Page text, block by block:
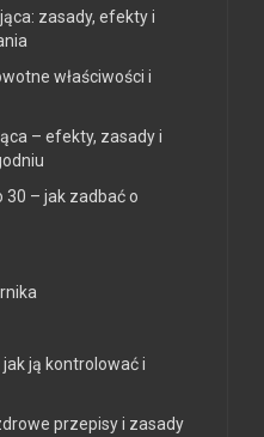
zasady, efekty i
właściwości i
– efekty, zasady i
30 – jak zadbać o
jak ją kontrolować i
przepisy i zasady